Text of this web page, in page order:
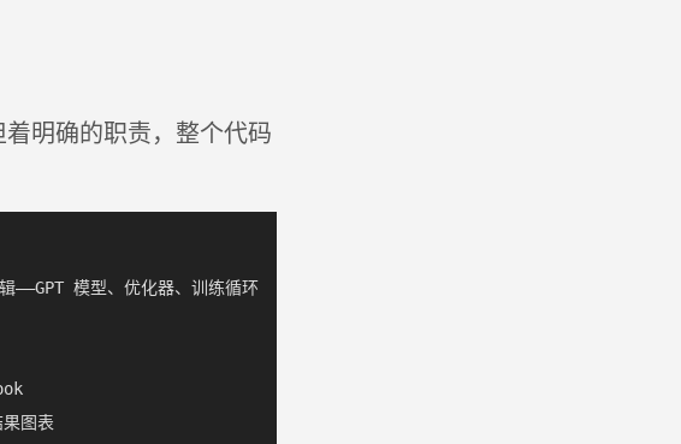
明确的职责，整个代码
模型、优化器、训练循环
果图表